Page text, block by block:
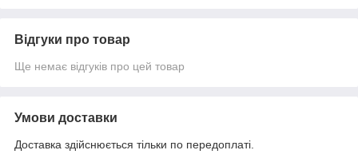
Відгуки про товар
Ще немає відгуків про цей товар
Умови доставки
Доставка здійснюється тільки по передоплаті.